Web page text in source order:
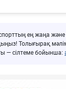
ең жаңа
Толығырақ
— сілтеме бойынша: